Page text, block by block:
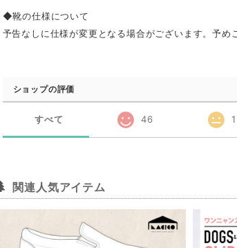
◆靴の仕様について
予告なしに仕様が変更となる場合がございます。予め
ショップの評価
すべて 46 1
関連人気アイテム